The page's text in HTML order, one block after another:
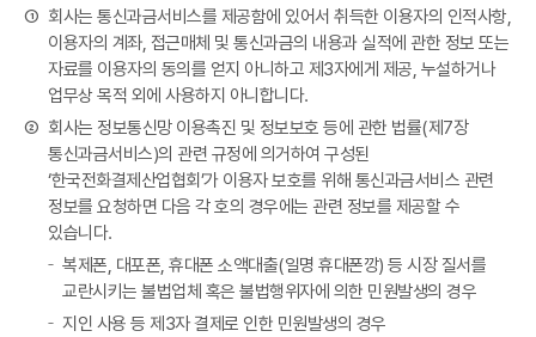
① 회사는 통신과금서비스를 제공함에 있어서 취득한 이용자의 인적사항,
이용자의 계좌, 접근매체 및 통신과금의 내용과 실적에 관한 정보 또는
자료를 이용자의 동의를 얻지 아니하고 제3자에게 제공, 누설하거나
업무상 목적 외에 사용하지 아니합니다.
② 회사는 정보통신망 이용촉진 및 정보보호 등에 관한 법률(제7장
통신과금서비스)의 관련 규정에 의거하여 구성된
‘한국전화결제산업협회’가 이용자 보호를 위해 통신과금서비스 관련
정보를 요청하면 다음 각 호의 경우에는 관련 정보를 제공할 수
있습니다.
복제폰, 대포폰, 휴대폰 소액대출(일명 휴대폰깡) 등 시장 질서를
교란시키는 불법업체 혹은 불법행위자에 의한 민원발생의 경우
지인 사용 등 제3자 결제로 인한 민원발생의 경우